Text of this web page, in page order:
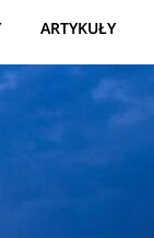
ARTYKUŁY